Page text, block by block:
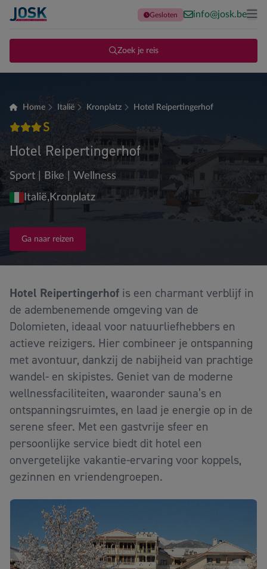
Terug naar de homepage
Gesloten info@josk.be
Zoek je reis
Home Italië Kronplatz Hotel Reipertingerhof
3 sterren Superior
S
Hotel Reipertingerhof
Sport | Bike | Wellness
Italië,Kronplatz
Ga naar reizen
Hotel Reipertingerhof is een charmant verblijf in
de adembenemende omgeving van de
Dolomieten, ideaal voor natuurliefhebbers en
actieve reizigers. Hier combineer je ontspanning
met avontuur, dankzij de nabijheid van prachtige
wandel- en skipistes. Geniet van de moderne
wellnessfaciliteiten, waaronder sauna’s en
ontspanningsruimtes, en laad je energie op in de
serene sfeer. Met een gastvrije sfeer en
persoonlijke service biedt dit hotel een
onvergetelijke vakantie-ervaring voor koppels,
gezinnen en vriendengroepen.